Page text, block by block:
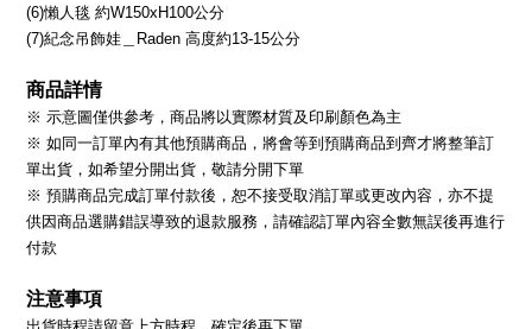
(6)懶人毯 約W150xH100公分
(7)紀念吊飾娃＿Raden 高度約13-15公分
商品詳情
※ 示意圖僅供參考，商品將以實際材質及印刷顏色為主
※ 如同一訂單內有其他預購商品，將會等到預購商品到齊才將整筆訂
單出貨，如希望分開出貨，敬請分開下單
※ 預購商品完成訂單付款後，恕不接受取消訂單或更改內容，亦不提
供因商品選購錯誤導致的退款服務，請確認訂單內容全數無誤後再進行
付款
注意事項